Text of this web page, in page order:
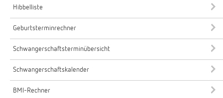
Hibbelliste
Geburtsterminrechner
Schwangerschaftsterminübersicht
Schwangerschaftskalender
BMI-Rechner